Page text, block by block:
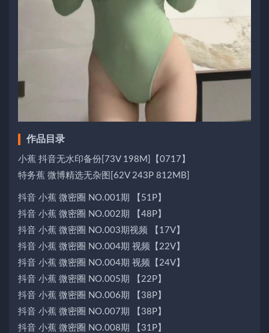
作品目录
小蕉 抖音无水印备份[73V 198M]【0717】
特务蕉 微博精选无杂图[62V 243P 812MB]
抖音 小蕉 微密圈 NO.001期 【51P】
抖音 小蕉 微密圈 NO.002期 【48P】
抖音 小蕉 微密圈 NO.003期视频 【17V】
抖音 小蕉 微密圈 NO.004期 视频【22V】
抖音 小蕉 微密圈 NO.004期 视频【24V】
抖音 小蕉 微密圈 NO.005期 【22P】
抖音 小蕉 微密圈 NO.006期 【38P】
抖音 小蕉 微密圈 NO.007期 【38P】
抖音 小蕉 微密圈 NO.008期 【31P】